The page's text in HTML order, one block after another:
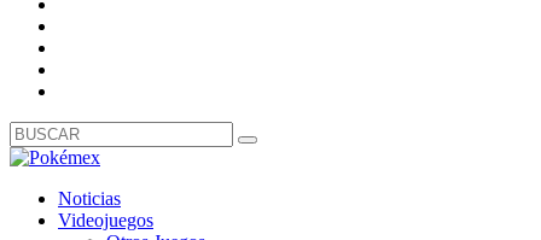
Noticias
Videojuegos